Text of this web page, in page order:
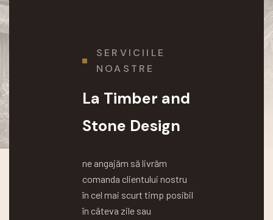
SERVICIILE
NOASTRE
La Timber and
Stone Design
ne angajăm să livrăm
comanda clientului nostru
în cel mai scurt timp posibil
în câteva zile sau